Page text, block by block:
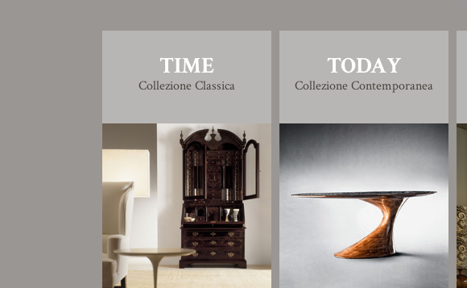
TIME
Collezione Classica
TODAY
Collezione Contemporanea